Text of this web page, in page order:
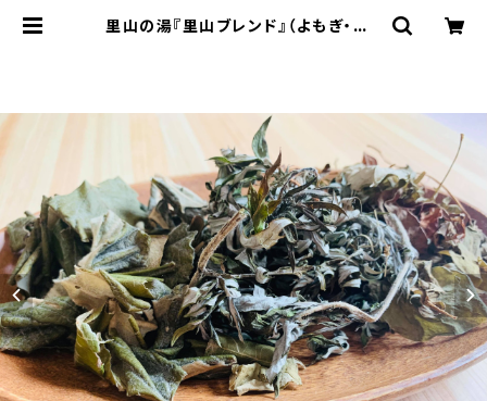
里山の湯『里山ブレンド』（よもぎ・どく